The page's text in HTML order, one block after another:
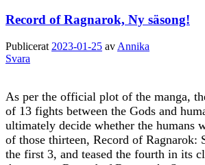
Record of Ragnarok, Ny säsong!
Publicerat 2023-01-25 av Annika
Svara
As per the official plot of the manga,
of 13 fights between the Gods and
ultimately decide whether the humans
of those thirteen, Record of Ragnarok:
the first 3, and teased the fourth in its